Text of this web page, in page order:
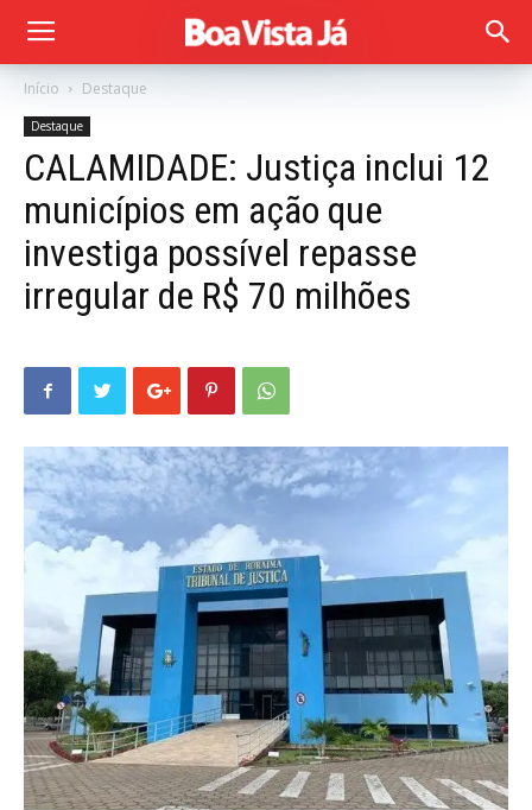
Início Destaque
Destaque
CALAMIDADE: Justiça inclui 12
municípios em ação que
investiga possível repasse
irregular de R$ 70 milhões